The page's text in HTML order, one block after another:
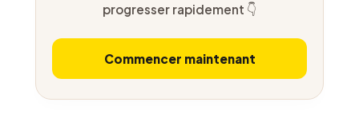
progresser rapidement 👇
Commencer maintenant